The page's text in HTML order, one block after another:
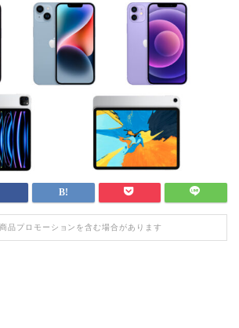
品プロモーションを含む場合があります